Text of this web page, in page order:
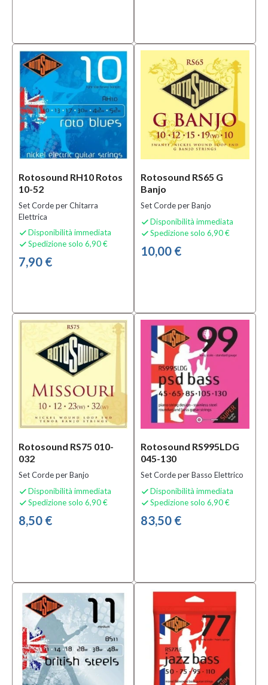
Rotosound RH10 Rotos
10-52
Set Corde per Chitarra
Elettrica
 Disponibilità immediata
 Spedizione solo 6,90 €
7,90 €
Rotosound RS65 G
Banjo
Set Corde per Banjo
 Disponibilità immediata
 Spedizione solo 6,90 €
10,00 €
Rotosound RS75 010-
032
Set Corde per Banjo
 Disponibilità immediata
 Spedizione solo 6,90 €
8,50 €
Rotosound RS995LDG
045-130
Set Corde per Basso Elettrico
 Disponibilità immediata
 Spedizione solo 6,90 €
83,50 €